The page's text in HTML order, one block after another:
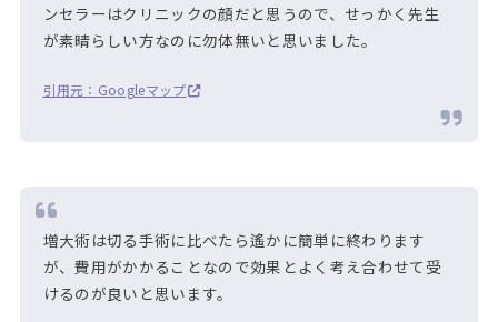
ンセラーはクリニックの顔だと思うので、せっかく先生
が素晴らしい方なのに勿体無いと思いました。
引用元：Googleマップ
増大術は切る手術に比べたら遙かに簡単に終わります
が、費用がかかることなので効果とよく考え合わせて受
けるのが良いと思います。